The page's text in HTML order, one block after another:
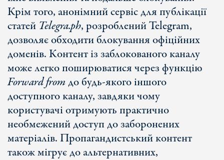
Крім того, анонімний сервіс для публікації
статей Telegra.ph, розроблений Telegram,
дозволяє обходити блокування офіційних
доменів. Контент із заблокованого каналу
може легко поширюватися через функцію
Forward fromдо будь-якого іншого
доступного каналу, завдяки чому
користувачі отримують практично
необмежений доступ до заборонених
матеріалів. Пропагандистський контент
також мігрує до альтернативних,